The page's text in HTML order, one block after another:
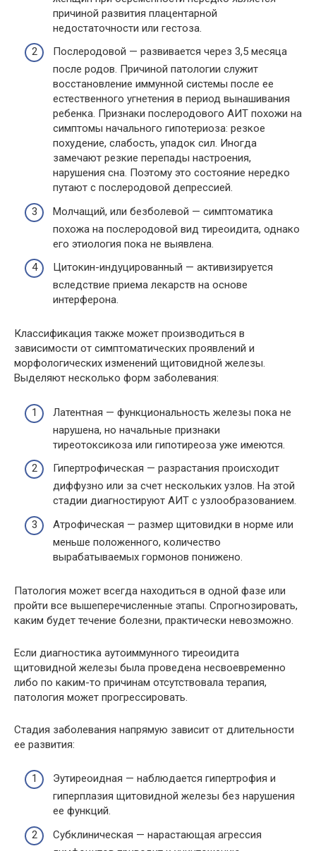
причиной развития плацентарной
недостаточности или гестоза.
Послеродовой — развивается через 3,5 месяца
после родов. Причиной патологии служит
восстановление иммунной системы после ее
естественного угнетения в период вынашивания
ребенка. Признаки послеродового АИТ похожи на
симптомы начального гипотериоза: резкое
похудение, слабость, упадок сил. Иногда
замечают резкие перепады настроения,
нарушения сна. Поэтому это состояние нередко
путают с послеродовой депрессией.
Молчащий, или безболевой — симптоматика
похожа на послеродовой вид тиреоидита, однако
его этиология пока не выявлена.
Цитокин-индуцированный — активизируется
вследствие приема лекарств на основе
интерферона.
Классификация также может производиться в
зависимости от симптоматических проявлений и
морфологических изменений щитовидной железы.
Выделяют несколько форм заболевания:
Латентная — функциональность железы пока не
нарушена, но начальные признаки
тиреотоксикоза или гипотиреоза уже имеются.
Гипертрофическая — разрастания происходит
диффузно или за счет нескольких узлов. На этой
стадии диагностируют АИТ с узлообразованием.
Атрофическая — размер щитовидки в норме или
меньше положенного, количество
вырабатываемых гормонов понижено.
Патология может всегда находиться в одной фазе или
пройти все вышеперечисленные этапы. Спрогнозировать,
каким будет течение болезни, практически невозможно.
Если диагностика аутоиммунного тиреоидита
щитовидной железы была проведена несвоевременно
либо по каким-то причинам отсутствовала терапия,
патология может прогрессировать.
Стадия заболевания напрямую зависит от длительности
ее развития:
Эутиреоидная — наблюдается гипертрофия и
гиперплазия щитовидной железы без нарушения
ее функций.
Субклиническая — нарастающая агрессия